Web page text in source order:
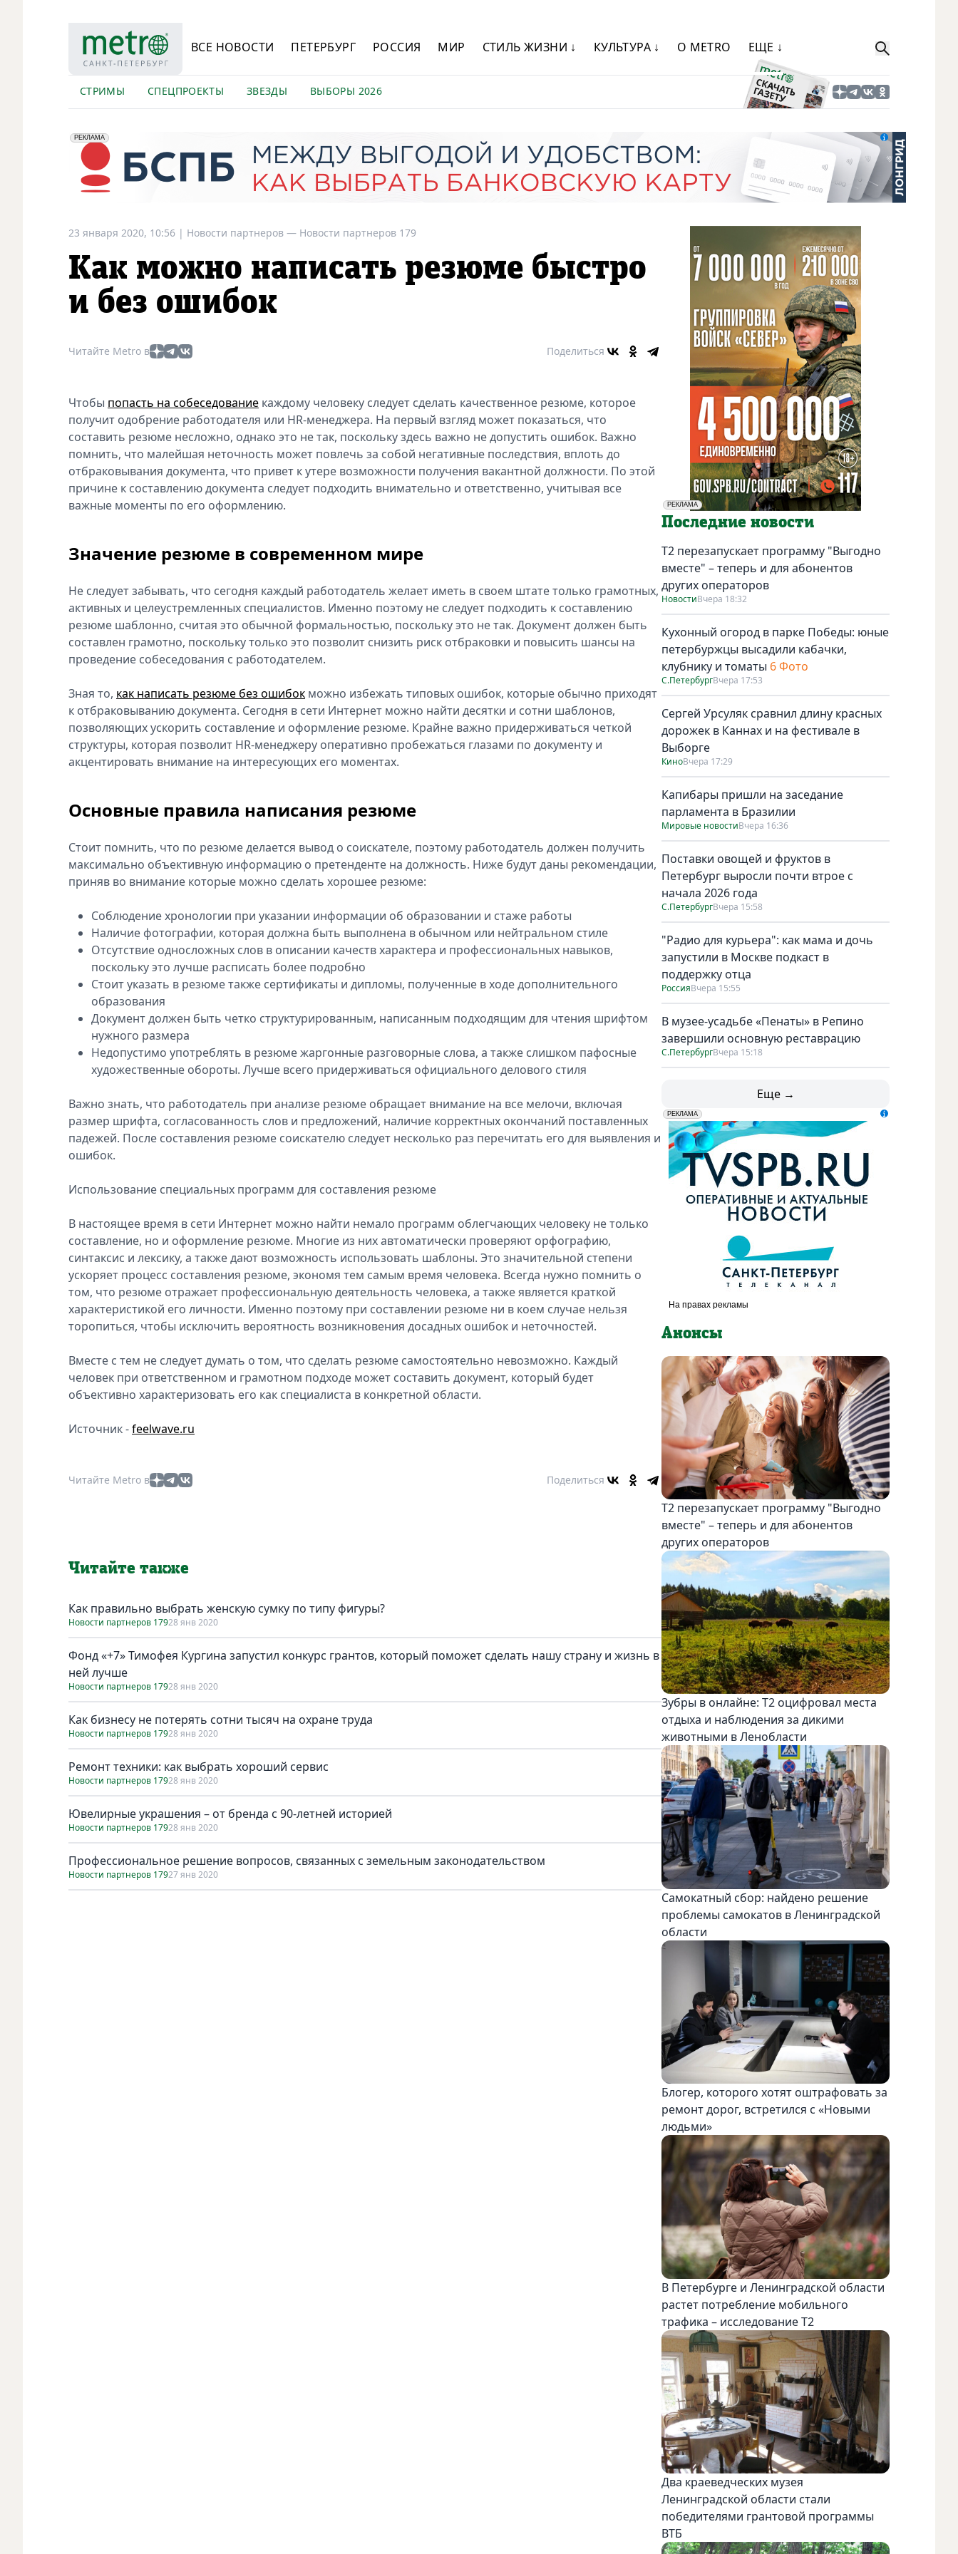
ВСЕ НОВОСТИ ПЕТЕРБУРГ РОССИЯ МИР СТИЛЬ ЖИЗНИ ↓ КУЛЬТУРА ↓ О METRO ЕЩЕ ↓
СТРИМЫ СПЕЦПРОЕКТЫ ЗВЕЗДЫ ВЫБОРЫ 2026
erid: 2VfnxyFybV5
РЕКЛАМА
ПАО "Банк "Санкт-Петербург", ИНН: 7831000027
23 января 2020, 10:56 | Новости партнеров — Новости партнеров 179
Как можно написать резюме быстро
и без ошибок
Читайте Metro в Поделиться
Чтобы попасть на собеседование каждому человеку следует сделать качественное резюме, которое
получит одобрение работодателя или HR-менеджера. На первый взгляд может показаться, что
составить резюме несложно, однако это не так, поскольку здесь важно не допустить ошибок. Важно
помнить, что малейшая неточность может повлечь за собой негативные последствия, вплоть до
отбраковывания документа, что привет к утере возможности получения вакантной должности. По этой
причине к составлению документа следует подходить внимательно и ответственно, учитывая все
важные моменты по его оформлению.
Значение резюме в современном мире
Не следует забывать, что сегодня каждый работодатель желает иметь в своем штате только грамотных,
активных и целеустремленных специалистов. Именно поэтому не следует подходить к составлению
резюме шаблонно, считая это обычной формальностью, поскольку это не так. Документ должен быть
составлен грамотно, поскольку только это позволит снизить риск отбраковки и повысить шансы на
проведение собеседования с работодателем.
Зная то, как написать резюме без ошибок можно избежать типовых ошибок, которые обычно приходят
к отбраковыванию документа. Сегодня в сети Интернет можно найти десятки и сотни шаблонов,
позволяющих ускорить составление и оформление резюме. Крайне важно придерживаться четкой
структуры, которая позволит HR-менеджеру оперативно пробежаться глазами по документу и
акцентировать внимание на интересующих его моментах.
Основные правила написания резюме
Стоит помнить, что по резюме делается вывод о соискателе, поэтому работодатель должен получить
максимально объективную информацию о претенденте на должность. Ниже будут даны рекомендации,
приняв во внимание которые можно сделать хорошее резюме:
Соблюдение хронологии при указании информации об образовании и стаже работы
Наличие фотографии, которая должна быть выполнена в обычном или нейтральном стиле
Отсутствие односложных слов в описании качеств характера и профессиональных навыков,
поскольку это лучше расписать более подробно
Стоит указать в резюме также сертификаты и дипломы, полученные в ходе дополнительного
образования
Документ должен быть четко структурированным, написанным подходящим для чтения шрифтом
нужного размера
Недопустимо употреблять в резюме жаргонные разговорные слова, а также слишком пафосные
художественные обороты. Лучше всего придерживаться официального делового стиля
Важно знать, что работодатель при анализе резюме обращает внимание на все мелочи, включая
размер шрифта, согласованность слов и предложений, наличие корректных окончаний поставленных
падежей. После составления резюме соискателю следует несколько раз перечитать его для выявления и
ошибок.
Использование специальных программ для составления резюме
В настоящее время в сети Интернет можно найти немало программ облегчающих человеку не только
составление, но и оформление резюме. Многие из них автоматически проверяют орфографию,
синтаксис и лексику, а также дают возможность использовать шаблоны. Это значительной степени
ускоряет процесс составления резюме, экономя тем самым время человека. Всегда нужно помнить о
том, что резюме отражает профессиональную деятельность человека, а также является краткой
характеристикой его личности. Именно поэтому при составлении резюме ни в коем случае нельзя
торопиться, чтобы исключить вероятность возникновения досадных ошибок и неточностей.
Вместе с тем не следует думать о том, что сделать резюме самостоятельно невозможно. Каждый
человек при ответственном и грамотном подходе может составить документ, который будет
объективно характеризовать его как специалиста в конкретной области.
Источник -feelwave.ru
Читайте Metro в Поделиться
Читайте также
Как правильно выбрать женскую сумку по типу фигуры?
Новости партнеров 17928 янв 2020
Фонд «+7» Тимофея Кургина запустил конкурс грантов, который поможет сделать нашу страну и жизнь в
ней лучше
Новости партнеров 17928 янв 2020
Как бизнесу не потерять сотни тысяч на охране труда
Новости партнеров 17928 янв 2020
Ремонт техники: как выбрать хороший сервис
Новости партнеров 17928 янв 2020
Ювелирные украшения – от бренда с 90-летней историей
Новости партнеров 17928 янв 2020
Профессиональное решение вопросов, связанных с земельным законодательством
Новости партнеров 17927 янв 2020
РЕКЛАМА
Социальная реклама
Последние новости
Т2 перезапускает программу "Выгодно
вместе" – теперь и для абонентов
других операторов
НовостиВчера 18:32
Кухонный огород в парке Победы: юные
петербуржцы высадили кабачки,
клубнику и томаты 6 Фото
С.ПетербургВчера 17:53
Сергей Урсуляк сравнил длину красных
дорожек в Каннах и на фестивале в
Выборге
КиноВчера 17:29
Капибары пришли на заседание
парламента в Бразилии
Мировые новостиВчера 16:36
Поставки овощей и фруктов в
Петербург выросли почти втрое с
начала 2026 года
С.ПетербургВчера 15:58
"Радио для курьера": как мама и дочь
запустили в Москве подкаст в
поддержку отца
РоссияВчера 15:55
В музее-усадьбе «Пенаты» в Репино
завершили основную реставрацию
С.ПетербургВчера 15:18
Еще →
erid: LdtCK5udn
РЕКЛАМА
АО "ГАТР", ИНН: 7841320717
Анонсы
Т2 перезапускает программу "Выгодно
вместе" – теперь и для абонентов
других операторов
Зубры в онлайне: Т2 оцифровал места
отдыха и наблюдения за дикими
животными в Ленобласти
Самокатный сбор: найдено решение
проблемы самокатов в Ленинградской
области
Блогер, которого хотят оштрафовать за
ремонт дорог, встретился с «Новыми
людьми»
В Петербурге и Ленинградской области
растет потребление мобильного
трафика – исследование T2
Два краеведческих музея
Ленинградской области стали
победителями грантовой программы
ВТБ